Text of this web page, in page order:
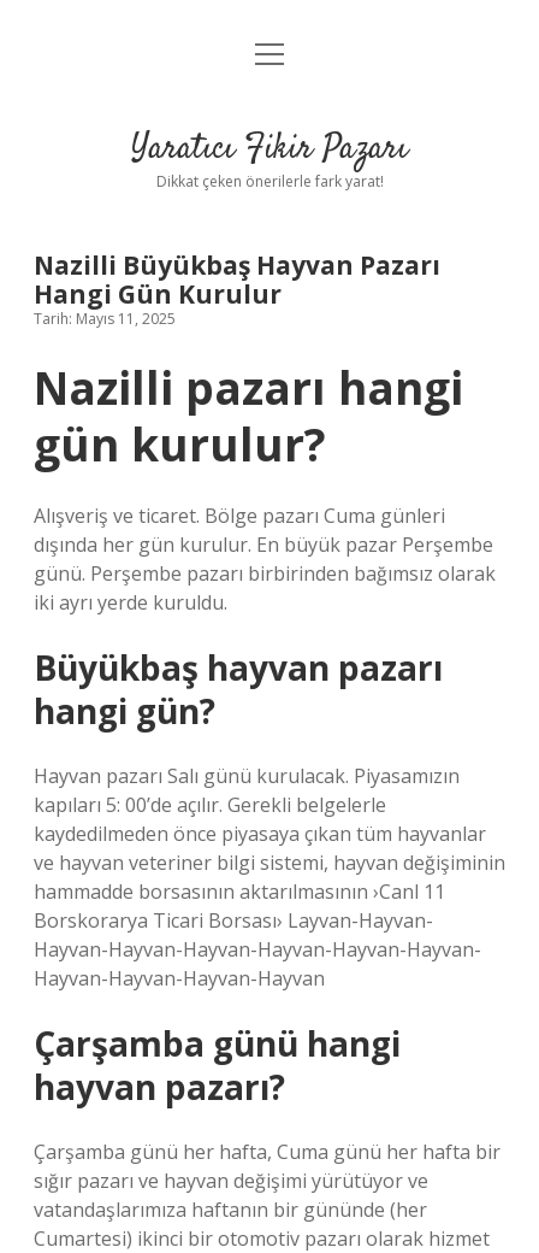
Anasayfa
Yasal Uyarı
menüyü
Yaratıcı Fikir Pazarı
Dikkat çeken önerilerle fark yarat!
Nazilli Büyükbaş Hayvan Pazarı
Hangi Gün Kurulur
Tarih: Mayıs 11, 2025
Nazilli pazarı hangi
gün kurulur?
Alışveriş ve ticaret. Bölge pazarı Cuma günleri
dışında her gün kurulur. En büyük pazar Perşembe
günü. Perşembe pazarı birbirinden bağımsız olarak
iki ayrı yerde kuruldu.
Büyükbaş hayvan pazarı
hangi gün?
Hayvan pazarı Salı günü kurulacak. Piyasamızın
kapıları 5: 00’de açılır. Gerekli belgelerle
kaydedilmeden önce piyasaya çıkan tüm hayvanlar
ve hayvan veteriner bilgi sistemi, hayvan değişiminin
hammadde borsasının aktarılmasının ›Canl 11
Borskorarya Ticari Borsası› Layvan-Hayvan-
Hayvan-Hayvan-Hayvan-Hayvan-Hayvan-Hayvan-
Hayvan-Hayvan-Hayvan-Hayvan
Çarşamba günü hangi
hayvan pazarı?
Çarşamba günü her hafta, Cuma günü her hafta bir
sığır pazarı ve hayvan değişimi yürütüyor ve
vatandaşlarımıza haftanın bir gününde (her
Cumartesi) ikinci bir otomotiv pazarı olarak hizmet